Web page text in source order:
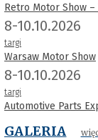
Retro Motor Show
8-10.10.2026
targi
Warsaw Motor Show
8-10.10.2026
targi
Automotive Parts
GALERIA